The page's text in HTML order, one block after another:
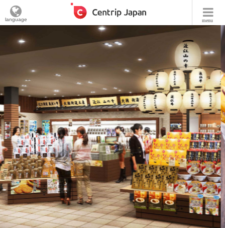
menu
language